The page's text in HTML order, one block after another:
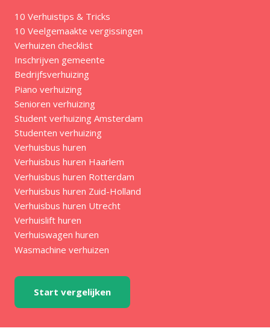
10 Verhuistips & Tricks
10 Veelgemaakte vergissingen
Verhuizen checklist
Inschrijven gemeente
Bedrijfsverhuizing
Piano verhuizing
Senioren verhuizing
Student verhuizing Amsterdam
Studenten verhuizing
Verhuisbus huren
Verhuisbus huren Haarlem
Verhuisbus huren Rotterdam
Verhuisbus huren Zuid-Holland
Verhuisbus huren Utrecht
Verhuislift huren
Verhuiswagen huren
Wasmachine verhuizen
Start vergelijken